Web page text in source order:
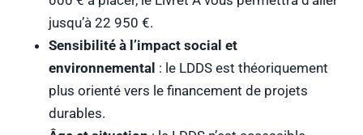
jusqu’à 22 950 €.
Sensibilité à l’impact social et
environnemental : le LDDS est théoriquement
plus orienté vers le financement de projets
durables.